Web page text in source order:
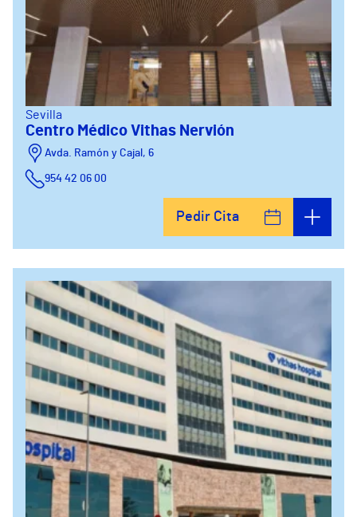
Sevilla
Centro Médico Vithas Nervión
Avda. Ramón y Cajal, 6
954 42 06 00
Pedir Cita